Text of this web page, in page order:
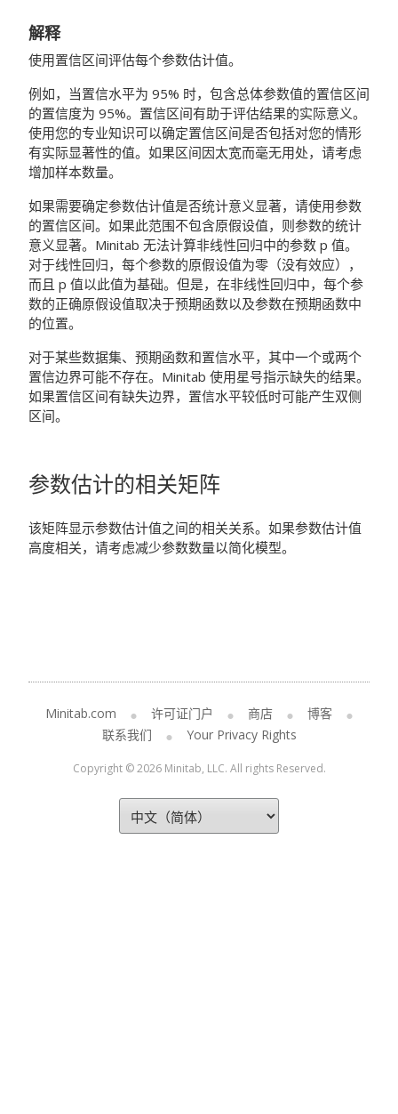
解释
使用置信区间评估每个参数估计值。
例如，当置信水平为 95% 时，包含总体参数值的置信区间
的置信度为 95%。置信区间有助于评估结果的实际意义。
使用您的专业知识可以确定置信区间是否包括对您的情形
有实际显著性的值。如果区间因太宽而毫无用处，请考虑
增加样本数量。
如果需要确定参数估计值是否统计意义显著，请使用参数
的置信区间。如果此范围不包含原假设值，则参数的统计
意义显著。Minitab 无法计算非线性回归中的参数 p 值。
对于线性回归，每个参数的原假设值为零（没有效应），
而且 p 值以此值为基础。但是，在非线性回归中，每个参
数的正确原假设值取决于预期函数以及参数在预期函数中
的位置。
对于某些数据集、预期函数和置信水平，其中一个或两个
置信边界可能不存在。Minitab 使用星号指示缺失的结果。
如果置信区间有缺失边界，置信水平较低时可能产生双侧
区间。
参数估计的相关矩阵
该矩阵显示参数估计值之间的相关关系。如果参数估计值
高度相关，请考虑减少参数数量以简化模型。
Minitab.com 许可证门户 商店
博客
联系我们
Your Privacy Rights
Copyright © 2026 Minitab, LLC. All rights Reserved.